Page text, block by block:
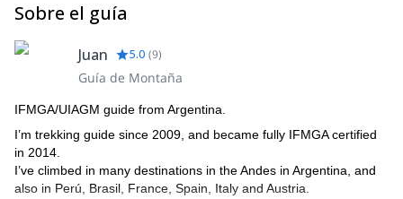
Sobre el guía
Juan 5.0 (9)
Guía de Montaña
IFMGA/UIAGM guide from Argentina.
I’m trekking guide since 2009, and became fully IFMGA certified
in 2014.
I’ve climbed in many destinations in the Andes in Argentina, and
also in Perú, Brasil, France, Spain, Italy and Austria.